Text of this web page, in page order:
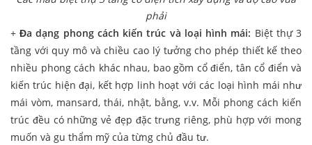
phải
+Đa dạng phong cách kiến trúc và loại hình mái: Biệt thự 3
tầng với quy mô và chiều cao lý tưởng cho phép thiết kế theo
nhiều phong cách khác nhau, bao gồm cổ điển, tân cổ điển và
kiến trúc hiện đại, kết hợp linh hoạt với các loại hình mái như
mái vòm, mansard, thái, nhật, bằng, v.v. Mỗi phong cách kiến
trúc đều có những vẻ đẹp đặc trưng riêng, phù hợp với mong
muốn và gu thẩm mỹ của từng chủ đầu tư.